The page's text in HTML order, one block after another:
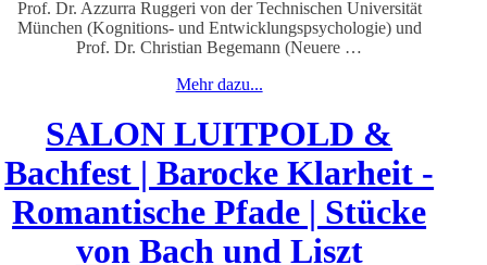
Prof. Dr. Azzurra Ruggeri von der Technischen Universität
München (Kognitions- und Entwicklungspsychologie) und
Prof. Dr. Christian Begemann (Neuere …
Mehr dazu...
SALON LUITPOLD &
Bachfest | Barocke Klarheit -
Romantische Pfade | Stücke
von Bach und Liszt